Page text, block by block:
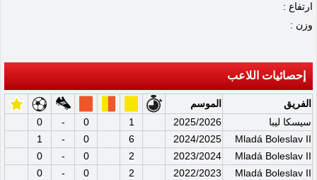
ارتفاع :
وزن :
إحصائيات اللاعب
الفريق
الموسم
سيسكا ليبا
2025/2026
1
0
-
0
Mladá Boleslav II
2024/2025
6
0
-
1
Mladá Boleslav II
2023/2024
2
0
-
0
Mladá Boleslav II
2022/2023
2
0
-
0